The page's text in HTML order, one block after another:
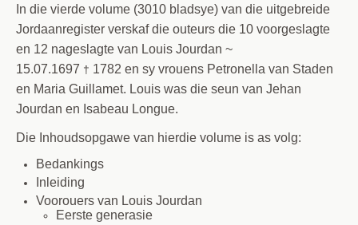
In die vierde volume (3010 bladsye) van die uitgebreide
Jordaanregister verskaf die outeurs die 10 voorgeslagte
en 12 nageslagte van Louis Jourdan ~
15.07.1697 † 1782 en sy vrouens Petronella van Staden
en Maria Guillamet. Louis was die seun van Jehan
Jourdan en Isabeau Longue.
Die Inhoudsopgawe van hierdie volume is as volg:
Bedankings
Inleiding
Voorouers van Louis Jourdan
Eerste generasie